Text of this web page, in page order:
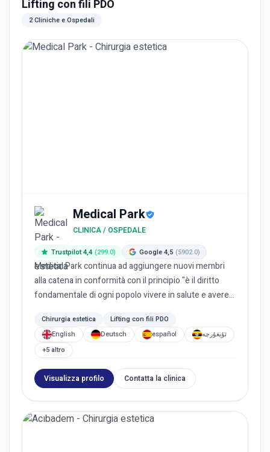
Lifting con fili PDO
2 Cliniche e Ospedali
Medical Park
CLINICA / OSPEDALE
Trustpilot 4,4 (299.0) Google 4,5 (5902.0)
Medical Park continua ad aggiungere nuovi membri
alla catena in conformità con il principio "è il diritto
fondamentale di ogni popolo vivere in salute e avere
Chirurgia estetica
Lifting con fili PDO
English
Deutsch español
ئۇيغۇرچە
+5 altro
Visualizza profilo Contatta la clinica